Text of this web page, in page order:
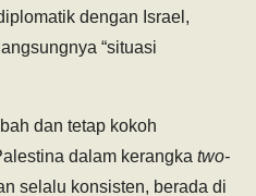
dengan Israel,
“situasi
dan tetap kokoh
dalam kerangka two-
selalu konsisten, berada di